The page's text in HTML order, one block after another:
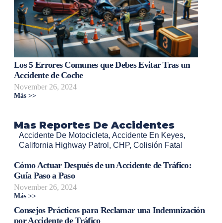
Los 5 Errores Comunes que Debes Evitar Tras un
Accidente de Coche
November 26, 2024
Más >>
Mas Reportes De Accidentes
Accidente De Motocicleta, Accidente En Keyes,
California Highway Patrol , CHP, Colisión Fatal
Cómo Actuar Después de un Accidente de Tráfico:
Guía Paso a Paso
November 26, 2024
Más >>
Consejos Prácticos para Reclamar una Indemnización
por Accidente de Tráfico